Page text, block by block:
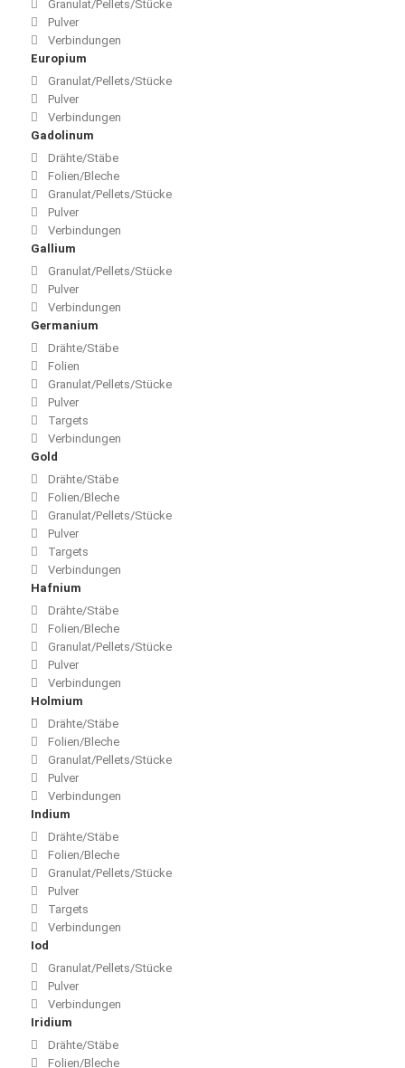
Granulat/Pellets/Stücke
Pulver
Verbindungen
Europium
Granulat/Pellets/Stücke
Pulver
Verbindungen
Gadolinum
Drähte/Stäbe
Folien/Bleche
Granulat/Pellets/Stücke
Pulver
Verbindungen
Gallium
Granulat/Pellets/Stücke
Pulver
Verbindungen
Germanium
Drähte/Stäbe
Folien
Granulat/Pellets/Stücke
Pulver
Targets
Verbindungen
Gold
Drähte/Stäbe
Folien/Bleche
Granulat/Pellets/Stücke
Pulver
Targets
Verbindungen
Hafnium
Drähte/Stäbe
Folien/Bleche
Granulat/Pellets/Stücke
Pulver
Verbindungen
Holmium
Drähte/Stäbe
Folien/Bleche
Granulat/Pellets/Stücke
Pulver
Verbindungen
Indium
Drähte/Stäbe
Folien/Bleche
Granulat/Pellets/Stücke
Pulver
Targets
Verbindungen
Iod
Granulat/Pellets/Stücke
Pulver
Verbindungen
Iridium
Drähte/Stäbe
Folien/Bleche